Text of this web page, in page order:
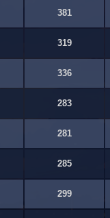
381
319
336
283
281
285
299